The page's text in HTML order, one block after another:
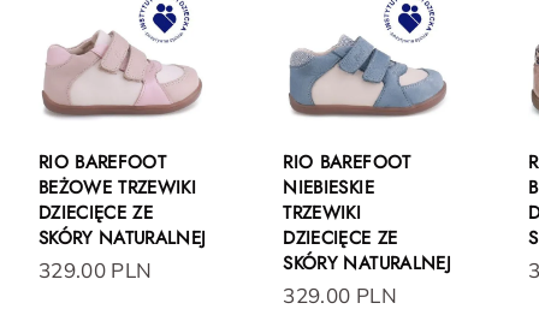
RIO BAREFOOT
BEŻOWE TRZEWIKI
DZIECIĘCE ZE
SKÓRY NATURALNEJ
329.00 PLN
RIO BAREFOOT
NIEBIESKIE
TRZEWIKI
DZIECIĘCE ZE
SKÓRY NATURALNEJ
329.00 PLN